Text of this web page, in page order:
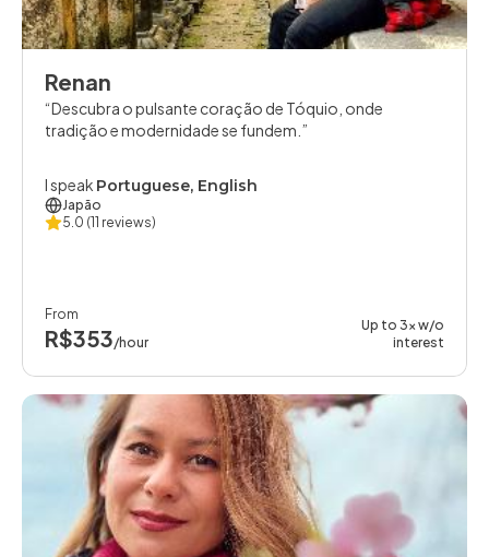
Renan
Descubra o pulsante coração de Tóquio, onde
tradição e modernidade se fundem.
I speak Portuguese, English
Japão
5.0 (11 reviews)
From
R$353/hour
Up to 3x w/o
interest